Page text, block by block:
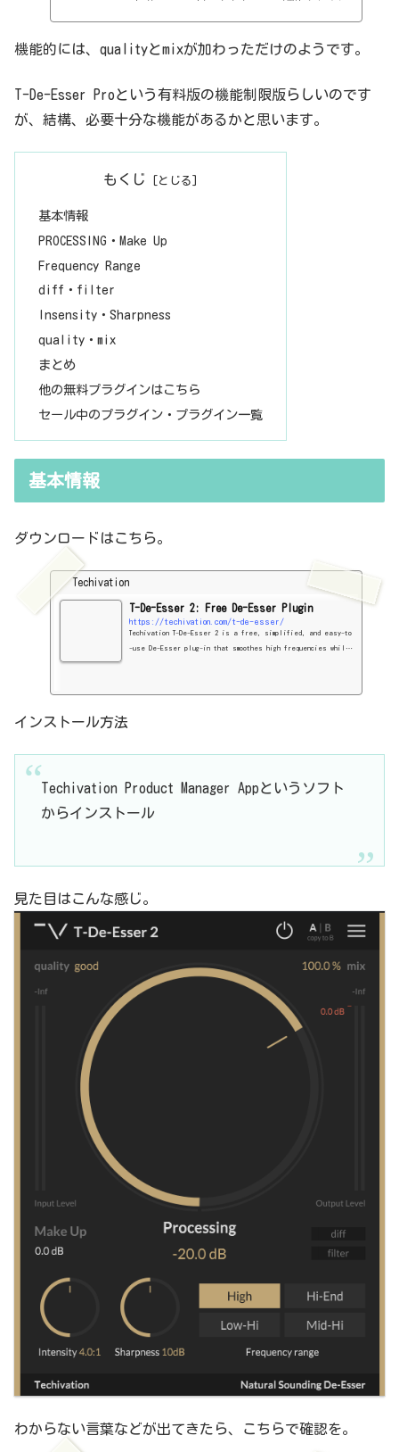
が、結構、必要十分な機能があるのではないかと思ってしまいます
ね。なぜか、このメーカー、無料のプラグインが3つのうち、2つがデ
を入れると、どちらかが消えるという、同じプラグイン認識っぽいで
機能的には、qualityとmixが加わっただけのようです。
T-De-Esser Proという有料版の機能制限版らしいのです
が、結構、必要十分な機能があるかと思います。
もくじ
基本情報
PROCESSING・Make Up
Frequency Range
diff・filter
Insensity・Sharpness
quality・mix
まとめ
他の無料プラグインはこちら
セール中のプラグイン・プラグイン一覧
基本情報
ダウンロードはこちら。
Techivation
T-De-Esser 2: Free De-Esser Plugin
https://techivation.com/t-de-esser/
Techivation T-De-Esser 2 is a free, simplified, and easy-to
-use De-Esser plug-in that smoothes high frequencies while
インストール方法
Techivation Product Manager Appというソフト
からインストール
見た目はこんな感じ。
わからない言葉などが出てきたら、こちらで確認を。